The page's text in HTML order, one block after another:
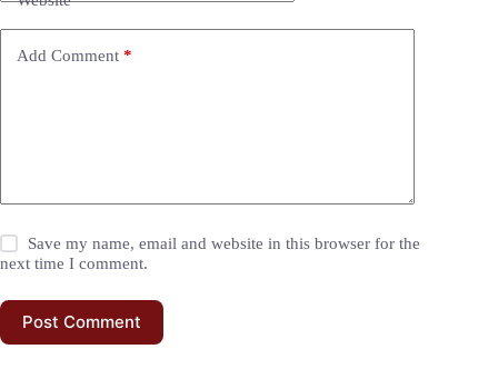
Add Comment *
Save my name, email and website in this browser for the
next time I comment.
Post Comment